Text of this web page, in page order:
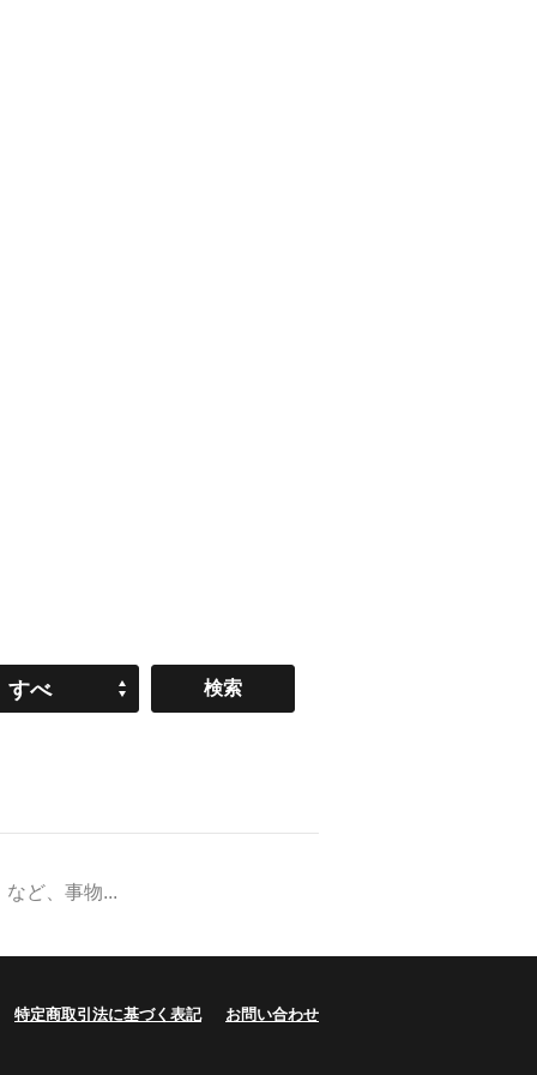
すべ
ど、事物...
特定商取引法に基づく表記 お問い合わせ